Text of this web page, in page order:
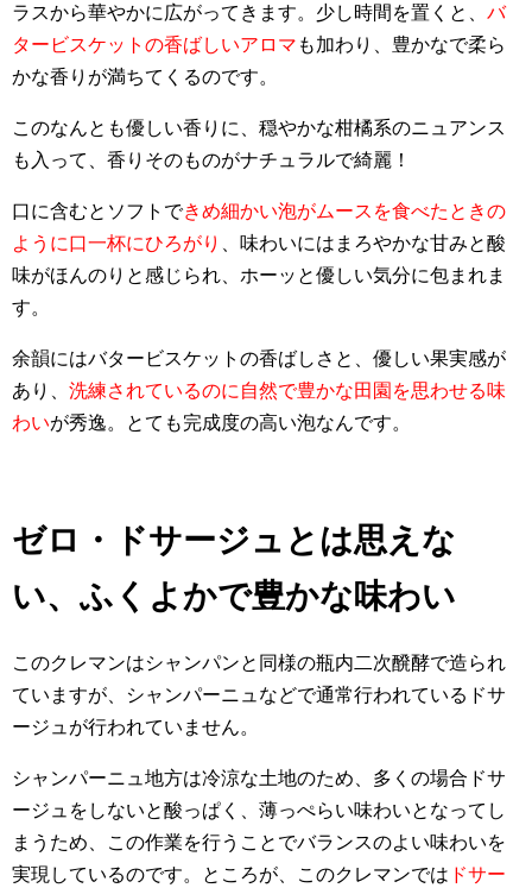
ラスから華やかに広がってきます。少し時間を置くと、 バ
タービスケットの香ばしいアロマ も加わり、豊かなで柔ら
かな香りが満ちてくるのです。
このなんとも優しい香りに、穏やかな柑橘系のニュアンス
も入って、香りそのものがナチュラルで綺麗！
口に含むとソフトできめ細かい泡がムースを食べたときの
ように口一杯にひろがり
、味わいにはまろやかな甘みと酸
味がほんのりと感じられ、ホーッと優しい気分に包まれま
す。
余韻にはバタービスケットの香ばしさと、優しい果実感が
あり、 洗練されているのに自然で豊かな田園を思わせる味
わいが秀逸。とても完成度の高い泡なんです。
ゼロ・ドサージュとは思えな
い、ふくよかで豊かな味わい
このクレマンはシャンパンと同様の瓶内二次醗酵で造られ
ていますが、シャンパーニュなどで通常行われているドサ
ージュが行われていません。
シャンパーニュ地方は冷涼な土地のため、多くの場合ドサ
ージュをしないと酸っぱく、薄っぺらい味わいとなってし
まうため、この作業を行うことでバランスのよい味わいを
実現しているのです。ところが、このクレマンでは ドサー